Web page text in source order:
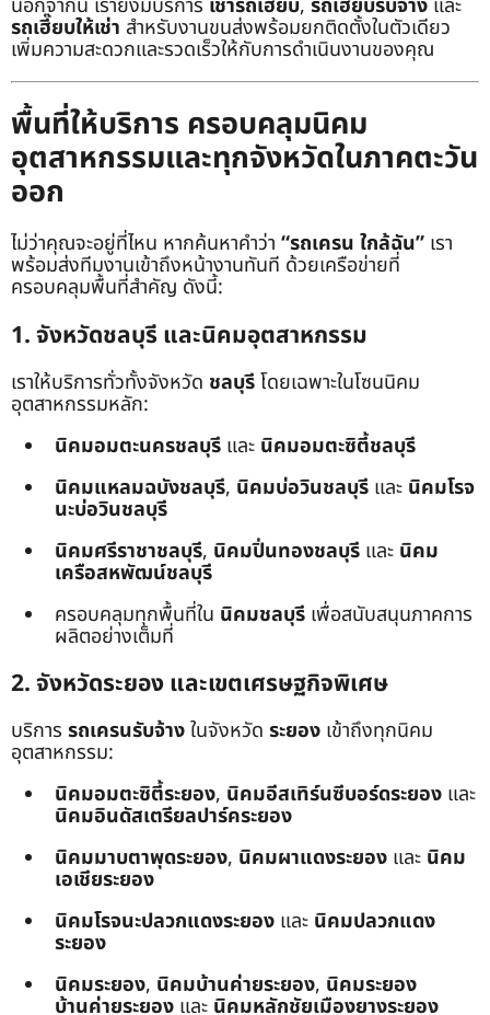
รถเฮี๊ยบให้เช่า สำหรับงานขนส่งพร้อมยกติดตั้งในตัวเดียว
เพิ่มความสะดวกและรวดเร็วให้กับการดำเนินงานของคุณ
พื้นที่ให้บริการ ครอบคลุมนิคม
อุตสาหกรรมและทุกจังหวัดในภาคตะวัน
ออก
ไม่ว่าคุณจะอยู่ที่ไหน หากค้นหาคำว่า “รถเครน ใกล้ฉัน” เรา
พร้อมส่งทีมงานเข้าถึงหน้างานทันที ด้วยเครือข่ายที่
ครอบคลุมพื้นที่สำคัญ ดังนี้:
1. จังหวัดชลบุรี และนิคมอุตสาหกรรม
เราให้บริการทั่วทั้งจังหวัด ชลบุรีโดยเฉพาะในโซนนิคม
อุตสาหกรรมหลัก:
นิคมอมตะนครชลบุรี และ นิคมอมตะซิตี้ชลบุรี
นิคมแหลมฉบังชลบุรี, นิคมบ่อวินชลบุรี และ นิคมโรจ
นะบ่อวินชลบุรี
นิคมศรีราชาชลบุรี, นิคมปิ่นทองชลบุรี และ นิคม
เครือสหพัฒน์ชลบุรี
ครอบคลุมทุกพื้นที่ใน นิคมชลบุรี เพื่อสนับสนุนภาคการ
ผลิตอย่างเต็มที่
2. จังหวัดระยอง และเขตเศรษฐกิจพิเศษ
บริการ รถเครนรับจ้างในจังหวัด ระยอง เข้าถึงทุกนิคม
อุตสาหกรรม:
นิคมอมตะซิตี้ระยอง, นิคมอีสเทิร์นซีบอร์ดระยอง และ
นิคมอินดัสเตรียลปาร์คระยอง
นิคมมาบตาพุดระยอง, นิคมผาแดงระยอง และ นิคม
เอเชียระยอง
นิคมโรจนะปลวกแดงระยอง และ นิคมปลวกแดง
ระยอง
นิคมระยอง, นิคมบ้านค่ายระยอง, นิคมระยอง
บ้านค่ายระยอง และ นิคมหลักชัยเมืองยางระยอง